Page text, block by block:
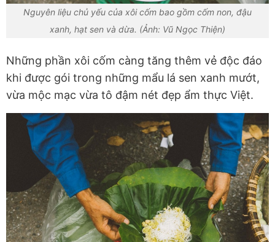
Nguyên liệu chủ yếu của xôi cốm bao gồm cốm non, đậu
xanh, hạt sen và dừa. (Ảnh: Vũ Ngọc Thiện)
Những phần xôi cốm càng tăng thêm vẻ độc đáo
khi được gói trong những mẩu lá sen xanh mướt,
vừa mộc mạc vừa tô đậm nét đẹp ẩm thực Việt.